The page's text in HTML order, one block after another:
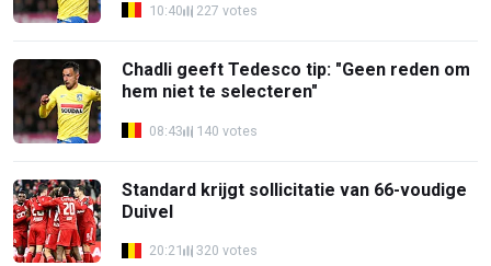
10:40 227 votes
Chadli geeft Tedesco tip: "Geen reden om
hem niet te selecteren"
08:43 140 votes
Standard krijgt sollicitatie van 66-voudige
Duivel
20:21 320 votes